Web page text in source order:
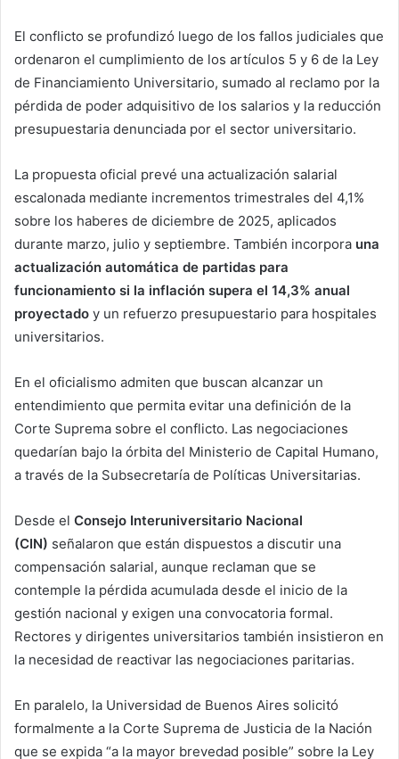
El conflicto se profundizó luego de los fallos judiciales que
ordenaron el cumplimiento de los artículos 5 y 6 de la Ley
de Financiamiento Universitario, sumado al reclamo por la
pérdida de poder adquisitivo de los salarios y la reducción
presupuestaria denunciada por el sector universitario.
La propuesta oficial prevé una actualización salarial
escalonada mediante incrementos trimestrales del 4,1%
sobre los haberes de diciembre de 2025, aplicados
durante marzo, julio y septiembre. También incorpora una
actualización automática de partidas para
funcionamiento si la inflación supera el 14,3% anual
proyectado y un refuerzo presupuestario para hospitales
universitarios.
En el oficialismo admiten que buscan alcanzar un
entendimiento que permita evitar una definición de la
Corte Suprema sobre el conflicto. Las negociaciones
quedarían bajo la órbita del Ministerio de Capital Humano,
a través de la Subsecretaría de Políticas Universitarias.
Desde el Consejo Interuniversitario Nacional
(CIN) señalaron que están dispuestos a discutir una
compensación salarial, aunque reclaman que se
contemple la pérdida acumulada desde el inicio de la
gestión nacional y exigen una convocatoria formal.
Rectores y dirigentes universitarios también insistieron en
la necesidad de reactivar las negociaciones paritarias.
En paralelo, la Universidad de Buenos Aires solicitó
formalmente a la Corte Suprema de Justicia de la Nación
que se expida “a la mayor brevedad posible” sobre la Ley